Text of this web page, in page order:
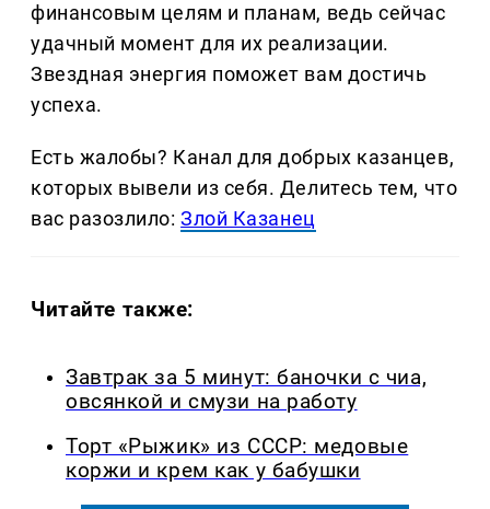
финансовым целям и планам, ведь сейчас
удачный момент для их реализации.
Звездная энергия поможет вам достичь
успеха.
Есть жалобы? Канал для добрых казанцев,
которых вывели из себя. Делитеcь тем, что
вас разозлило:Злой Казанец
Читайте также:
Завтрак за 5 минут: баночки с чиа,
овсянкой и смузи на работу
Торт «Рыжик» из СССР: медовые
коржи и крем как у бабушки